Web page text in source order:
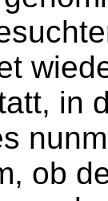
in
ob